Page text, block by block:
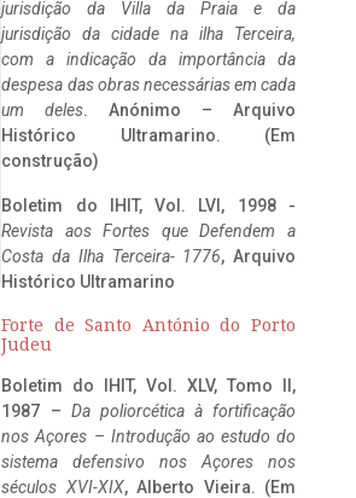
jurisdição da Villa da Praia e da
jurisdição da cidade na ilha Terceira,
com a indicação da importância da
despesa das obras necessárias em cada
um deles. Anónimo – Arquivo
Histórico Ultramarino. (Em
construção)
Boletim do IHIT, Vol. LVI, 1998 -
Revista aos Fortes que Defendem a
Costa da Ilha Terceira- 1776, Arquivo
Histórico Ultramarino
Forte de Santo António do Porto
Judeu
Boletim do IHIT, Vol. XLV, Tomo II,
1987 – Da poliorcética à fortificação
nos Açores – Introdução ao estudo do
sistema defensivo nos Açores nos
séculos XVI-XIX, Alberto Vieira. (Em